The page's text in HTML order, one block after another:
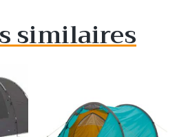
similaires